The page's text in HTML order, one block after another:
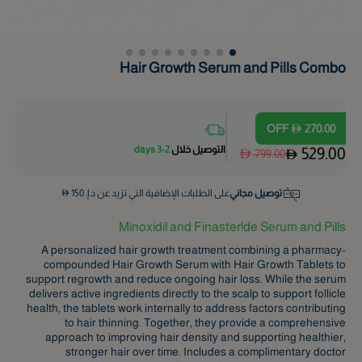
Hair Growth Serum and Pills Combo
270.00
OFF
529.00
799.00 التوصيل خلال 2-3 days
توصيل مجانيعلى الطلبات الإضافية التي تزيد عن د.إ.150
Minoxidil and Finaster!de Serum and Pills
A personalized hair growth treatment combining a pharmacy-
compounded Hair Growth Serum with Hair Growth Tablets to
support regrowth and reduce ongoing hair loss. While the serum
delivers active ingredients directly to the scalp to support follicle
health, the tablets work internally to address factors contributing
to hair thinning. Together, they provide a comprehensive
approach to improving hair density and supporting healthier,
stronger hair over time. Includes a complimentary doctor